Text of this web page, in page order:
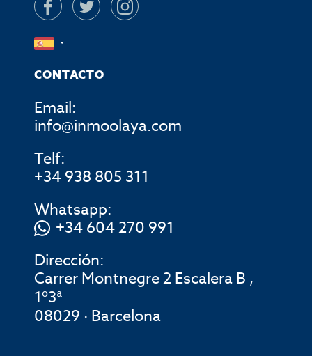
CONTACTO
Email:
info@inmoolaya.com
Telf:
+34 938 805 311
Whatsapp:
+34 604 270 991
Dirección:
Carrer Montnegre 2 Escalera B ,
1º3ª
08029 · Barcelona